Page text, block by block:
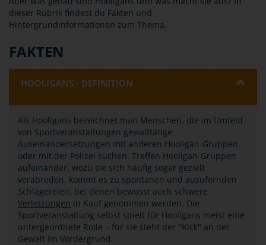
dieser Rubrik findest du Fakten und
Hintergrundinformationen zum Thema.
FAKTEN
HOOLIGANS - DEFINITION
Als Hooligans bezeichnet man Menschen, die im Umfeld
von Sportveranstaltungen gewalttätige
Auseinandersetzungen mit anderen Hooligan-Gruppen
oder mit der Polizei suchen. Treffen Hooligan-Gruppen
aufeinander, wozu sie sich häufig sogar gezielt
verabreden, kommt es zu spontanen und ausufernden
Schlägereien, bei denen bewusst auch schwere
Verletzungen in Kauf genommen werden. Die
Sportveranstaltung selbst spielt für Hooligans meist eine
untergeordnete Rolle – für sie steht der "Kick" an der
Gewalt im Vordergrund.